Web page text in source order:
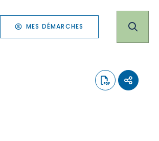
MES DÉMARCHES